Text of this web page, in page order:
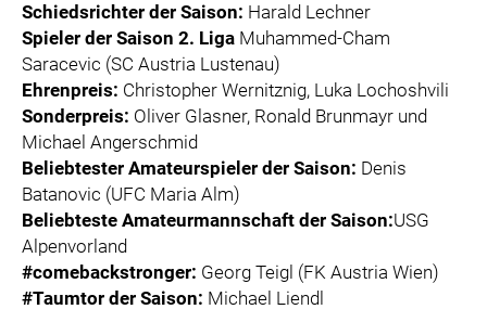
Schiedsrichter der Saison: Harald Lechner
Spieler der Saison 2. Liga Muhammed-Cham
Saracevic (SC Austria Lustenau)
Ehrenpreis: Christopher Wernitznig, Luka Lochoshvili
Sonderpreis: Oliver Glasner, Ronald Brunmayr und
Michael Angerschmid
Beliebtester Amateurspieler der Saison: Denis
Batanovic (UFC Maria Alm)
Beliebteste Amateurmannschaft der Saison:USG
Alpenvorland
#comebackstronger: Georg Teigl (FK Austria Wien)
#Taumtor der Saison: Michael Liendl